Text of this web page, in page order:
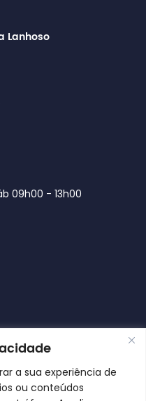
a sua experiência de
ou conteúdos
Lanhoso
09h00 - 13h00